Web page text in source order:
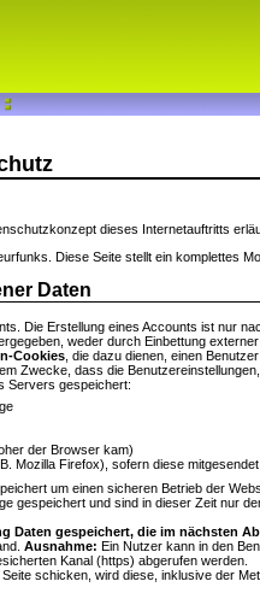
dieses Internetauftritts
Diese Seite stellt ein komplettes
Daten
Die Erstellung eines Accounts ist nur
weder durch Einbettung
Cookies , die dazu dienen, einen
Zwecke, dass die
Servers gespeichert:
der Browser kam)
Mozilla Firefox), sofern diese mitgesendet
um einen sicheren Betrieb der
gespeichert und sind in dieser Zeit nur
Daten gespeichert, die im nächsten
Ausnahme: Ein Nutzer kann in den
Kanal (https) abgerufen werden.
schicken, wird diese, inklusive der